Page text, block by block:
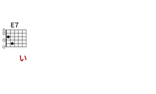
E7
い